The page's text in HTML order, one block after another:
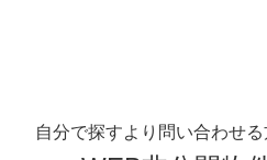
自分で探すより問い合わせ